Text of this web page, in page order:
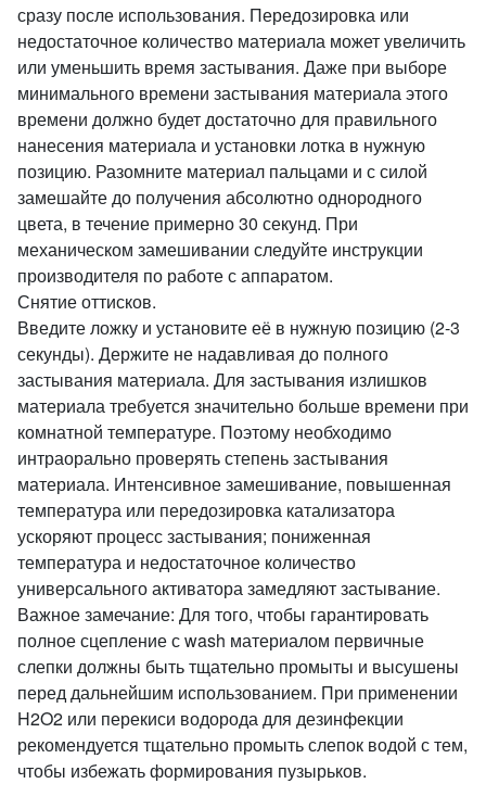
сразу после использования. Передозировка или
недостаточное количество материала может увеличить
или уменьшить время застывания. Даже при выборе
минимального времени застывания материала этого
времени должно будет достаточно для правильного
нанесения материала и установки лотка в нужную
позицию. Разомните материал пальцами и с силой
замешайте до получения абсолютно однородного
цвета, в течение примерно 30 секунд. При
механическом замешивании следуйте инструкции
производителя по работе с аппаратом.
Снятие оттисков.
Введите ложку и установите её в нужную позицию (2-3
секунды). Держите не надавливая до полного
застывания материала. Для застывания излишков
материала требуется значительно больше времени при
комнатной температуре. Поэтому необходимо
интраорально проверять степень застывания
материала. Интенсивное замешивание, повышенная
температура или передозировка катализатора
ускоряют процесс застывания; пониженная
температура и недостаточное количество
универсального активатора замедляют застывание.
Важное замечание: Для того, чтобы гарантировать
полное сцепление с wash материалом первичные
слепки должны быть тщательно промыты и высушены
перед дальнейшим использованием. При применении
H2O2 или перекиси водорода для дезинфекции
рекомендуется тщательно промыть слепок водой с тем,
чтобы избежать формирования пузырьков.